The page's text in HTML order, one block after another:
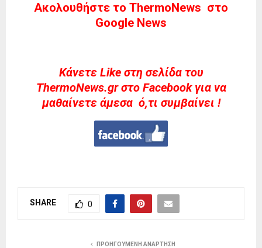
Ακολουθήστε το ThermoNews στο
Google News
Kάνετε Like στη σελίδα του
ThermoNews.gr στο Facebook για να
μαθαίνετε άμεσα ό,τι συμβαίνει !
SHARE 0
ΠΡΟΗΓΟΎΜΕΝΗ ΑΝΆΡΤΗΣΗ